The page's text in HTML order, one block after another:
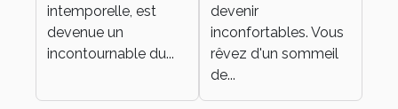
intemporelle, est
devenue un
incontournable du...
devenir
inconfortables. Vous
rêvez d'un sommeil
de...